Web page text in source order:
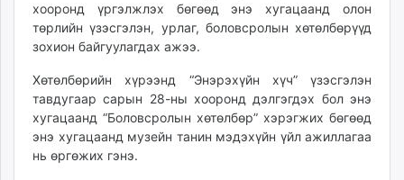
unuudur.mn
isee.mn
mglradio.com
fact.mn
itoim.mn
tumen.mn
shuum.mn
хооронд үргэлжлэх бөгөөд энэ хугацаанд олон
төрлийн үзэсгэлэн, урлаг, боловсролын хөтөлбөрүүд
зохион байгуулагдах ажээ.
Хөтөлбөрийн хүрээнд “Энэрэхүйн хүч” үзэсгэлэн
тавдугаар сарын 28-ны хооронд дэлгэгдэх бол энэ
хугацаанд “Боловсролын хөтөлбөр” хэрэгжих бөгөөд
энэ хугацаанд музейн танин мэдэхүйн үйл ажиллагаа
нь өргөжих гэнэ.